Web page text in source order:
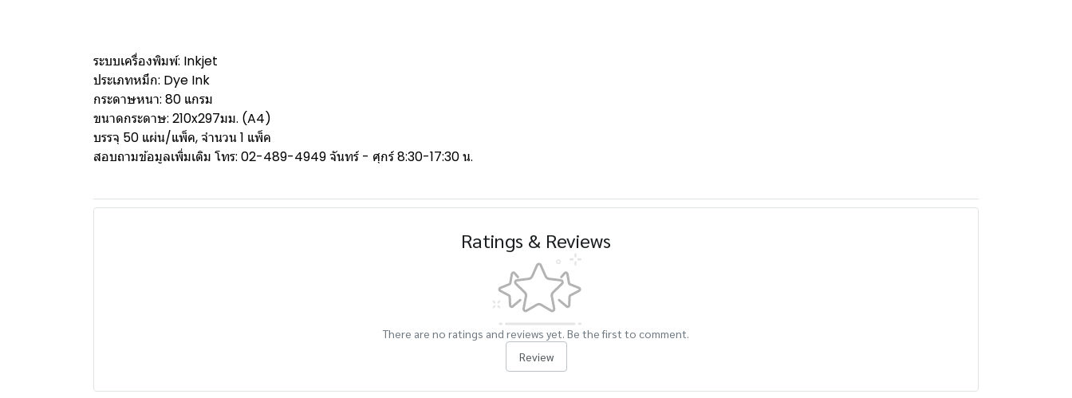
ระบบเครื่องพิมพ์: Inkjet
ประเภทหมึก: Dye Ink
กระดาษหนา: 80 แกรม
ขนาดกระดาษ: 210x297มม. (A4)
บรรจุ 50 แผ่น/แพ็ค, จำนวน 1 แพ็ค
สอบถามข้อมูลเพิ่มเติม โทร: 02-489-4949 จันทร์ - ศุกร์ 8:30-17:30 น.
Ratings & Reviews
There are no ratings and reviews yet. Be the first to comment.
Review